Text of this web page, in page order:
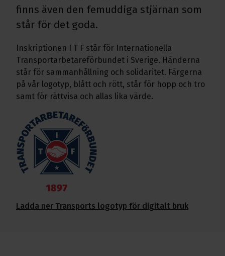
finns även den femuddiga stjärnan som
står för det goda.
Inskriptionen I T F står för Internationella
Transportarbetareförbundet i Sverige. Händerna
står för sammanhållning och solidaritet. Färgerna
på vår logotyp, blått och rött, står för hopp och tro
samt för rättvisa och allas lika värde.
Ladda ner Transports logotyp för digitalt bruk